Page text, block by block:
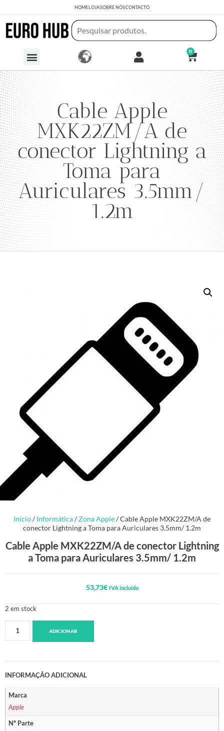
HOMELOJASOBRE NÓSCONTACTO
0
Cable Apple
MXK22ZM/A de
conector Lightning a
Toma para
Auriculares 3.5mm/
1.2m
Início/ Informática/Zona Apple/ Cable Apple MXK22ZM/A de
conector Lightning a Toma para Auriculares 3.5mm/ 1.2m
Cable Apple MXK22ZM/A de conector Lightning
a Toma para Auriculares 3.5mm/ 1.2m
53,73€ IVA incluido
2 em stock
ADICIONAR
INFORMAÇÃO ADICIONAL
Marca
Apple
Nº Parte